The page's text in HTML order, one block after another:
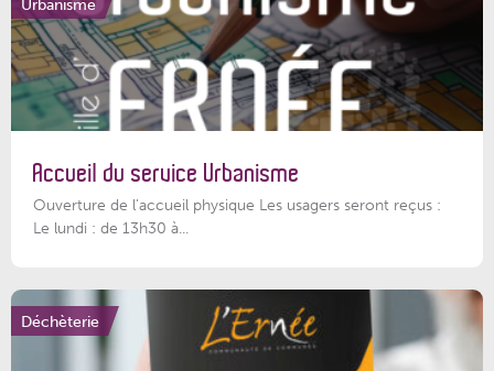
Urbanisme
Accueil du service Urbanisme
Ouverture de l'accueil physique Les usagers seront reçus :
Le lundi : de 13h30 à...
Déchèterie